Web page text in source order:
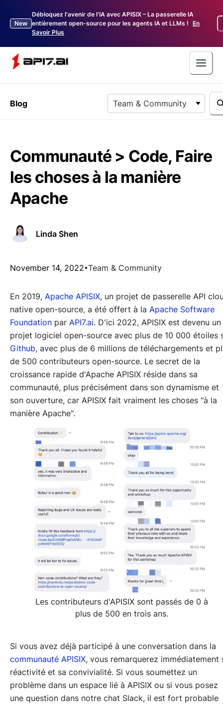
New
Débloquez l'avenir de l'IA avec APISIX – La passerelle IA
entièrement open-source pour les agents IA et LLMs ! En
Savoir Plus
Blog Team & Community
Communauté > Code, Faire
les choses à la manière
Apache
Linda Shen
November 14, 2022 Team & Community
En 2019, Apache APISIX, un projet de passerelle API
native open-source, a été offert à la Apache Software
Foundation par API7.ai. D'ici 2022, APISIX est devenu un
projet logiciel open-source avec plus de 10 000 étoiles
Github, avec plus de 6 millions de téléchargements et
de 500 contributeurs open-source. Le secret de la
croissance rapide d'Apache APISIX réside dans sa
communauté, plus précisément dans son dynamisme et
son ouverture, car APISIX fait vraiment les choses "à la
manière Apache".
Les contributeurs d'APISIX sont passés de 0 à
plus de 500 en trois ans.
Si vous avez déjà participé à une conversation dans la
communauté APISIX, vous remarquerez immédiatement
réactivité et sa convivialité. Si vous soumettez un
problème dans un espace lié à APISIX ou si vous posez
une question dans notre chat Slack, il est fort probable